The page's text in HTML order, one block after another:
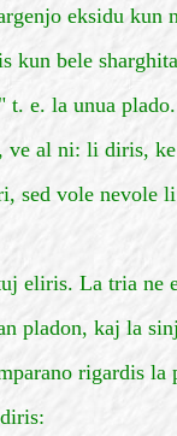
eksidu kun
kun bele
t. e. la unua
ve al ni: li diris,
sed vole nevole
eliris. La tria ne
pladon, kaj la
rigardis